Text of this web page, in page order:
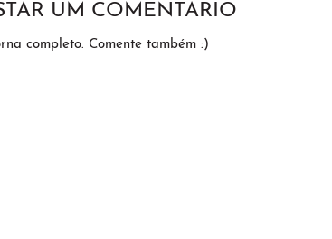
UM COMENTÁRIO
completo. Comente também :)